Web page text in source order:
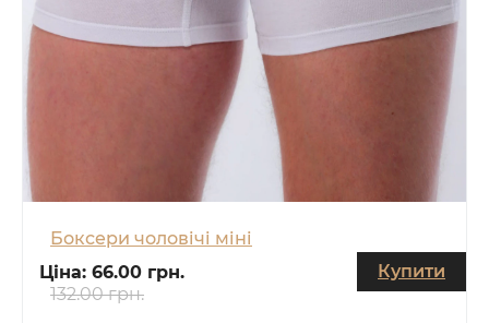
Боксери чоловічі міні
Ціна: 66.00 грн.
132.00 грн.
Купити